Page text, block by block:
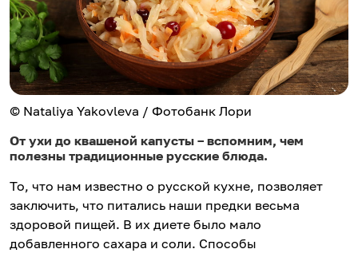
© Nataliya Yakovleva / Фотобанк Лори
От ухи до квашеной капусты – вспомним, чем
полезны традиционные русские блюда.
То, что нам известно о русской кухне, позволяет
заключить, что питались наши предки весьма
здоровой пищей. В их диете было мало
добавленного сахара и соли. Способы